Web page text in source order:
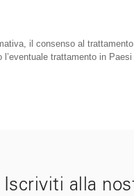
il consenso al
trattamento in Paesi
Iscriviti alla